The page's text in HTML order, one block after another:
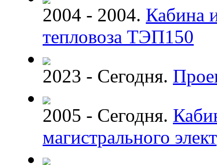
2004 - 2004. Кабина
тепловоза ТЭП150
2023 - Сегодня.
2005 - Сегодня.
магистрального